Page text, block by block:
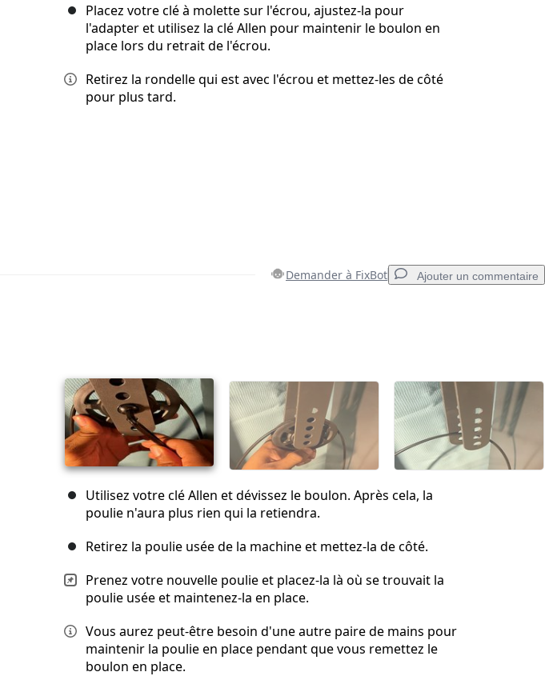
Placez votre clé à molette sur l'écrou, ajustez-la pour
l'adapter et utilisez la clé Allen pour maintenir le boulon en
place lors du retrait de l'écrou.
Retirez la rondelle qui est avec l'écrou et mettez-les de côté
pour plus tard.
Demander à FixBot Ajouter un commentaire
Annuler Publier un commentaire
Utilisez votre clé Allen et dévissez le boulon. Après cela, la
poulie n'aura plus rien qui la retiendra.
Retirez la poulie usée de la machine et mettez-la de côté.
Prenez votre nouvelle poulie et placez-la là où se trouvait la
poulie usée et maintenez-la en place.
Vous aurez peut-être besoin d'une autre paire de mains pour
maintenir la poulie en place pendant que vous remettez le
boulon en place.